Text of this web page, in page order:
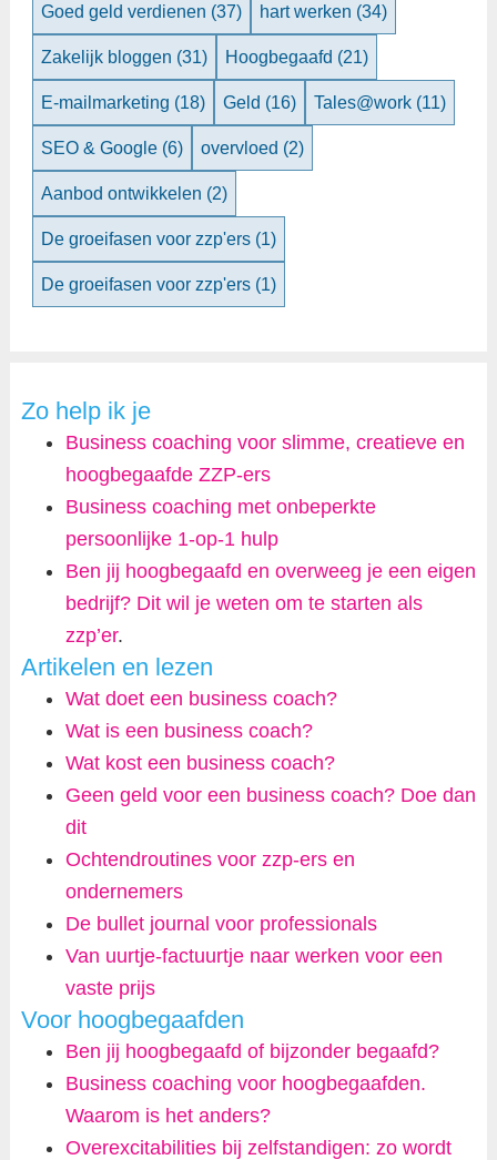
Goed geld verdienen (37) hart werken (34)
Zakelijk bloggen (31) Hoogbegaafd (21)
E-mailmarketing (18) Geld (16) Tales@work (11)
SEO & Google (6) overvloed (2)
Aanbod ontwikkelen (2)
De groeifasen voor zzp'ers (1)
De groeifasen voor zzp'ers (1)
Zo help ik je
Business coaching voor slimme, creatieve en
hoogbegaafde ZZP-ers
Business coaching met onbeperkte
persoonlijke 1-op-1 hulp
Ben jij hoogbegaafd en overweeg je een eigen
bedrijf? Dit wil je weten om te starten als
zzp’er.
Artikelen en lezen
Wat doet een business coach?
Wat is een business coach?
Wat kost een business coach?
Geen geld voor een business coach? Doe dan
dit
Ochtendroutines voor zzp-ers en
ondernemers
De bullet journal voor professionals
Van uurtje-factuurtje naar werken voor een
vaste prijs
Voor hoogbegaafden
Ben jij hoogbegaafd of bijzonder begaafd?
Business coaching voor hoogbegaafden.
Waarom is het anders?
Overexcitabilities bij zelfstandigen: zo wordt